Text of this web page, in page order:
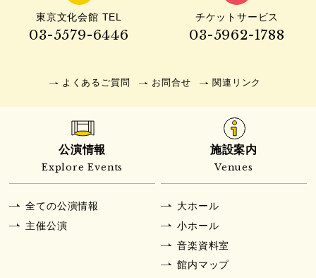
東京文化会館 TEL
03-5579-6446
チケットサービス
03-5962-1788
よくあるご質問 お問合せ 関連リンク
公演情報
Explore Events
全ての公演情報
主催公演
施設案内
Venues
大ホール
小ホール
音楽資料室
館内マップ